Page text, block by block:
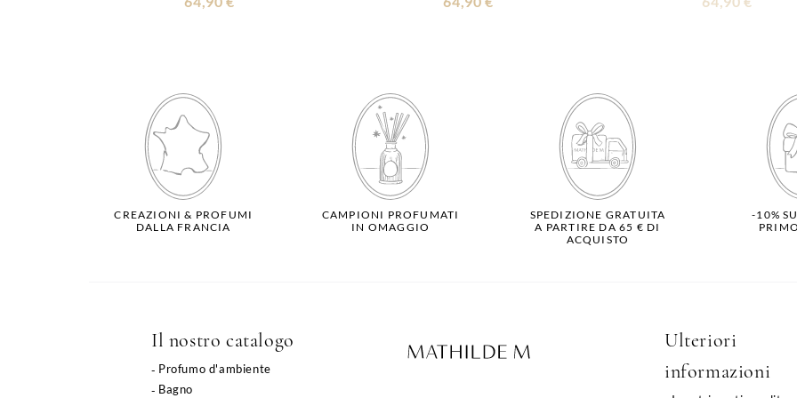
CREAZIONI & PROFUMI
DALLA FRANCIA
CAMPIONI PROFUMATI
IN OMAGGIO
SPEDIZIONE GRATUITA
A PARTIRE DA 65 € DI
ACQUISTO
-10%
Il nostro catalogo
Profumo d'ambiente
Bagno
Ulteriori
informazioni